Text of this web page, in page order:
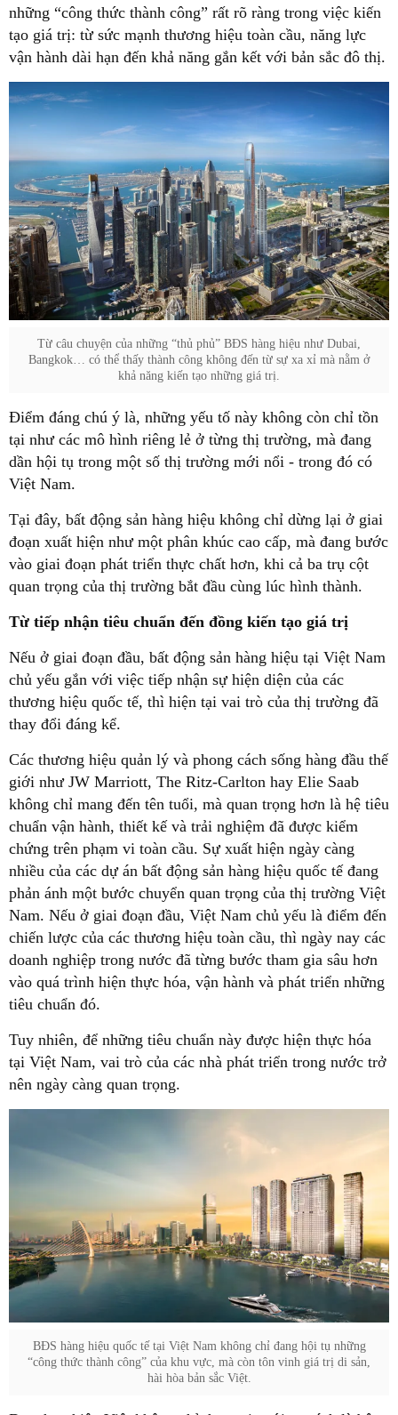
những “công thức thành công” rất rõ ràng trong việc kiến
tạo giá trị: từ sức mạnh thương hiệu toàn cầu, năng lực
vận hành dài hạn đến khả năng gắn kết với bản sắc đô thị.
Từ câu chuyện của những “thủ phủ” BĐS hàng hiệu như Dubai,
Bangkok… có thể thấy thành công không đến từ sự xa xỉ mà nằm ở
khả năng kiến tạo những giá trị.
Điểm đáng chú ý là, những yếu tố này không còn chỉ tồn
tại như các mô hình riêng lẻ ở từng thị trường, mà đang
dần hội tụ trong một số thị trường mới nổi - trong đó có
Việt Nam.
Tại đây, bất động sản hàng hiệu không chỉ dừng lại ở giai
đoạn xuất hiện như một phân khúc cao cấp, mà đang bước
vào giai đoạn phát triển thực chất hơn, khi cả ba trụ cột
quan trọng của thị trường bắt đầu cùng lúc hình thành.
Từ tiếp nhận tiêu chuẩn đến đồng kiến tạo giá trị
Nếu ở giai đoạn đầu, bất động sản hàng hiệu tại Việt Nam
chủ yếu gắn với việc tiếp nhận sự hiện diện của các
thương hiệu quốc tế, thì hiện tại vai trò của thị trường đã
thay đổi đáng kể.
Các thương hiệu quản lý và phong cách sống hàng đầu thế
giới như JW Marriott, The Ritz-Carlton hay Elie Saab
không chỉ mang đến tên tuổi, mà quan trọng hơn là hệ tiêu
chuẩn vận hành, thiết kế và trải nghiệm đã được kiểm
chứng trên phạm vi toàn cầu. Sự xuất hiện ngày càng
nhiều của các dự án bất động sản hàng hiệu quốc tế đang
phản ánh một bước chuyển quan trọng của thị trường Việt
Nam. Nếu ở giai đoạn đầu, Việt Nam chủ yếu là điểm đến
chiến lược của các thương hiệu toàn cầu, thì ngày nay các
doanh nghiệp trong nước đã từng bước tham gia sâu hơn
vào quá trình hiện thực hóa, vận hành và phát triển những
tiêu chuẩn đó.
Tuy nhiên, để những tiêu chuẩn này được hiện thực hóa
tại Việt Nam, vai trò của các nhà phát triển trong nước trở
nên ngày càng quan trọng.
BĐS hàng hiệu quốc tế tại Việt Nam không chỉ đang hội tụ những
“công thức thành công” của khu vực, mà còn tôn vinh giá trị di sản,
hài hòa bản sắc Việt.